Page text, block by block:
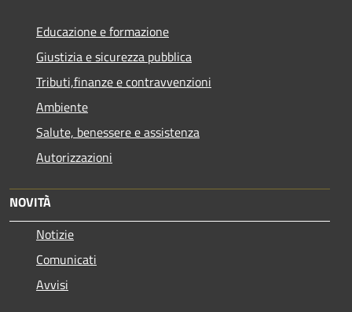
Educazione e formazione
Giustizia e sicurezza pubblica
Tributi,finanze e contravvenzioni
Ambiente
Salute, benessere e assistenza
Autorizzazioni
NOVITÀ
Notizie
Comunicati
Avvisi